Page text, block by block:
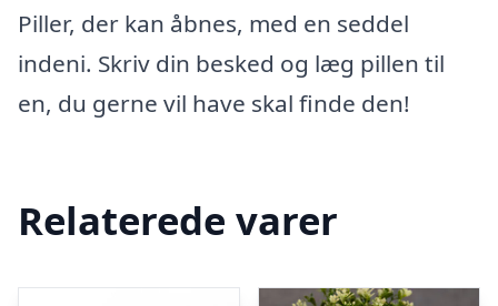
Piller, der kan åbnes, med en seddel
indeni. Skriv din besked og læg pillen til
en, du gerne vil have skal finde den!
Relaterede varer